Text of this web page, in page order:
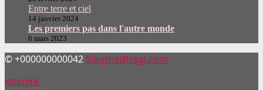
Entre terre et ciel
14 janvier 2024
Les premiers pas dans l'autre monde
6 mars 2023
© +000000000042 SiegfriedHagl.com
intimité